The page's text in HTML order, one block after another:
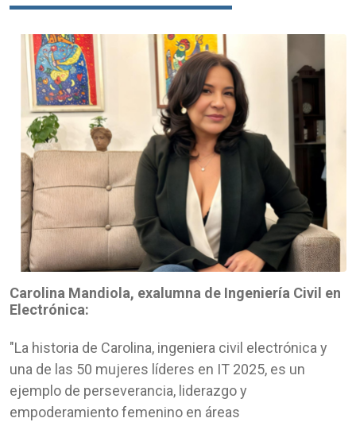
Carolina Mandiola, exalumna de Ingeniería Civil en
Electrónica:
"La historia de Carolina, ingeniera civil electrónica y
una de las 50 mujeres líderes en IT 2025, es un
ejemplo de perseverancia, liderazgo y
empoderamiento femenino en áreas